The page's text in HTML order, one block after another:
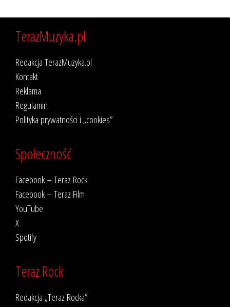
TerazMuzyka.pl
Redakcja TerazMuzyka.pl
Kontakt
Reklama
Regulamin
Polityka prywatności i „cookies”
Społeczność
Facebook – Teraz Rock
Facebook – Teraz Film
YouTube
X
Spotify
Teraz Rock
Redakcja „Teraz Rocka”